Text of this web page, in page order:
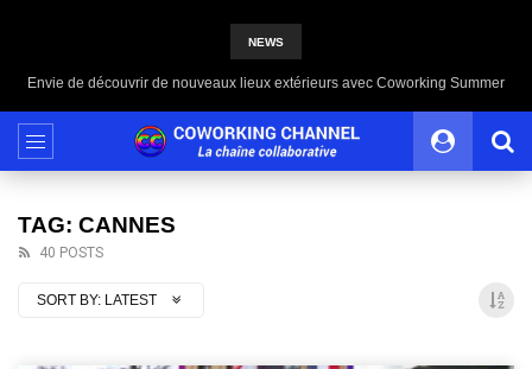
NEWS
Envie de découvrir de nouveaux lieux extérieurs avec Coworking Summer
TAG: CANNES
40 POSTS
SORT BY: LATEST